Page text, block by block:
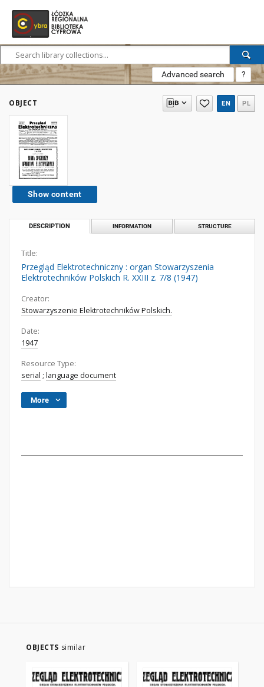
Advanced search ?
OBJECT EN PL
Show content
DESCRIPTION INFORMATION STRUCTURE
Title:
Przegląd Elektrotechniczny : organ Stowarzyszenia
Elektrotechników Polskich R. XXIII z. 7/8 (1947)
Creator:
Stowarzyszenie Elektrotechników Polskich.
Date:
1947
Resource Type:
serial ; language document
More
OBJECTS similar